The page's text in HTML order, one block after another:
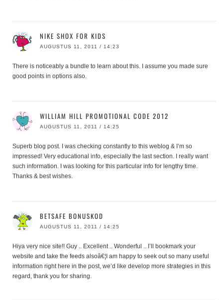
NIKE SHOX FOR KIDS
AUGUSTUS 11, 2011 / 14:23
There is noticeably a bundle to learn about this. I assume you made sure
good points in options also.
WILLIAM HILL PROMOTIONAL CODE 2012
AUGUSTUS 11, 2011 / 14:25
Superb blog post. I was checking constantly to this weblog & I’m so
impressed! Very educational info, especially the last section. I really want
such information. I was looking for this particular info for lengthy time.
Thanks & best wishes.
BETSAFE BONUSKOD
AUGUSTUS 11, 2011 / 14:25
Hiya very nice site!! Guy .. Excellent .. Wonderful .. I’ll bookmark your
website and take the feeds alsoâ€¦I am happy to seek out so many useful
information right here in the post, we’d like develop more strategies in this
regard, thank you for sharing.